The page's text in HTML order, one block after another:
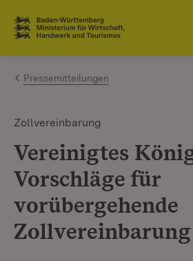
Zum Inhalt springen
Link zur Startseite
Pressemitteilungen
Zollvereinbarung
Vereinigtes
Vorschläge für
vorübergehende